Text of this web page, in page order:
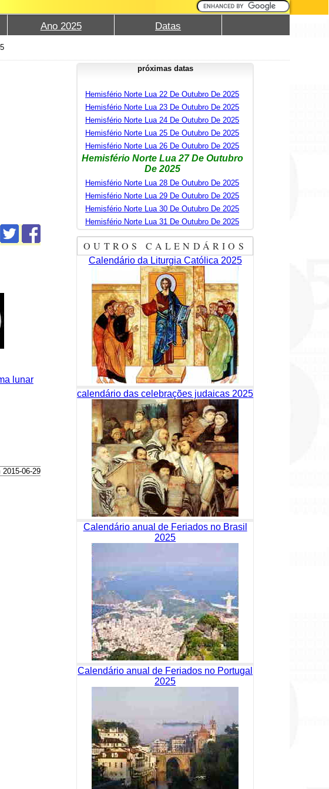
Ano 2025 Datas
lunar
06-29
próximas datas
Hemisfério Norte Lua 22 De Outubro De 2025
Hemisfério Norte Lua 23 De Outubro De 2025
Hemisfério Norte Lua 24 De Outubro De 2025
Hemisfério Norte Lua 25 De Outubro De 2025
Hemisfério Norte Lua 26 De Outubro De 2025
Hemisfério Norte Lua 27 De Outubro
De 2025
Hemisfério Norte Lua 28 De Outubro De 2025
Hemisfério Norte Lua 29 De Outubro De 2025
Hemisfério Norte Lua 30 De Outubro De 2025
Hemisfério Norte Lua 31 De Outubro De 2025
OUTROS CALENDÁRIOS
Calendário da Liturgia Católica 2025
calendário das celebrações judaicas 2025
Calendário anual de Feriados no Brasil
2025
Calendário anual de Feriados no Portugal
2025